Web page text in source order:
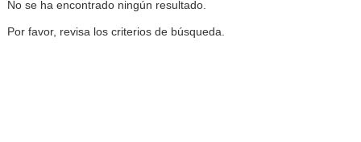
No se ha encontrado ningún resultado.
Por favor, revisa los criterios de búsqueda.